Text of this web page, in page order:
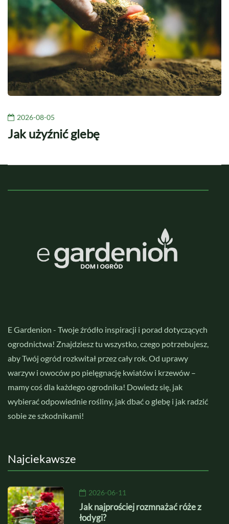
2026-08-05
Jak użyźnić glebę
E Gardenion - Twoje źródło inspiracji i porad dotyczących
ogrodnictwa! Znajdziesz tu wszystko, czego potrzebujesz,
aby Twój ogród rozkwitał przez cały rok. Od uprawy
warzyw i owoców po pielęgnację kwiatów i krzewów –
mamy coś dla każdego ogrodnika! Dowiedz się, jak
wybierać odpowiednie rośliny, jak dbać o glebę i jak radzić
sobie ze szkodnikami!
Najciekawsze
2026-06-11
Jak najprościej rozmnażać róże z
łodygi?